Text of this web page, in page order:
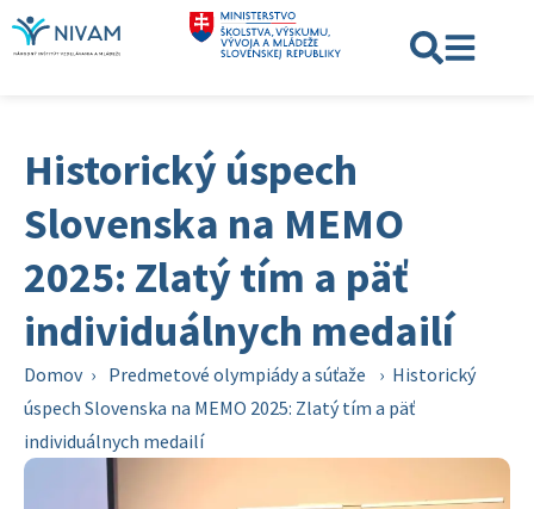
Historický úspech
Slovenska na MEMO
2025: Zlatý tím a päť
individuálnych medailí
Domov › Predmetové olympiády a súťaže › Historický
úspech Slovenska na MEMO 2025: Zlatý tím a päť
individuálnych medailí